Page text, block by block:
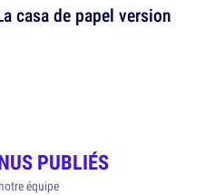
casa de papel version
PUBLIÉS
équipe